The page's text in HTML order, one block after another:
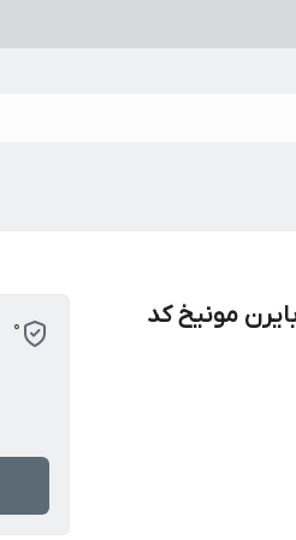
مونیخ کد
0